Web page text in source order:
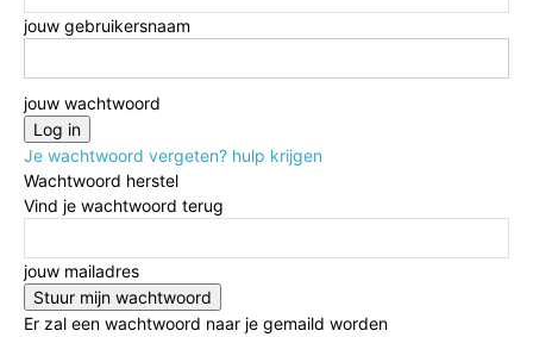
jouw gebruikersnaam
jouw wachtwoord
Je wachtwoord vergeten? hulp krijgen
Wachtwoord herstel
Vind je wachtwoord terug
jouw mailadres
Er zal een wachtwoord naar je gemaild worden